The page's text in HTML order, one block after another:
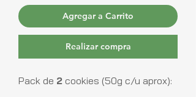
Agregar a Carrito
Realizar compra
Pack de 2 cookies (50g c/u aprox):